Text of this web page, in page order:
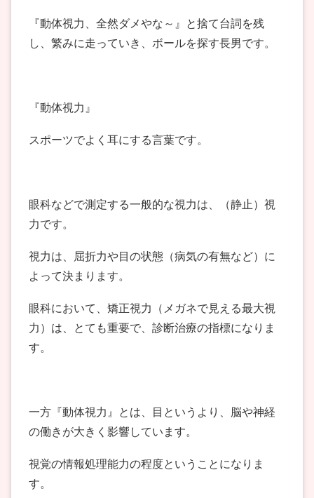
『動体視力、全然ダメやな～』と捨て台詞を残
し、繁みに走っていき、ボールを探す長男です。
『動体視力』
スポーツでよく耳にする言葉です。
眼科などで測定する一般的な視力は、（静止）視
力です。
視力は、屈折力や目の状態（病気の有無など）に
よって決まります。
眼科において、矯正視力（メガネで見える最大視
力）は、とても重要で、診断治療の指標になりま
す。
一方『動体視力』とは、目というより、脳や神経
の働きが大きく影響しています。
視覚の情報処理能力の程度ということになりま
す。